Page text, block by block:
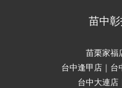
苗中
苗栗家福
台中逢甲店｜台
台中大連店